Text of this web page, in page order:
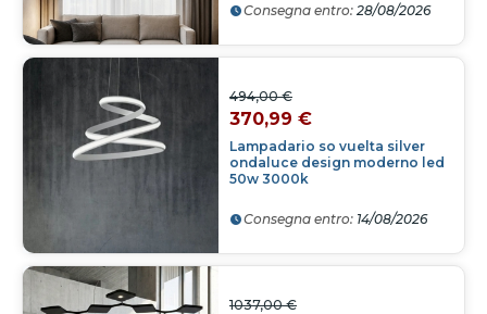
Consegna entro: 28/08/2026
Lampadario so vuelta silver
ondaluce design moderno led
50w 3000k
494,00 €
370,99 €
Consegna entro: 14/08/2026
1037,00 €